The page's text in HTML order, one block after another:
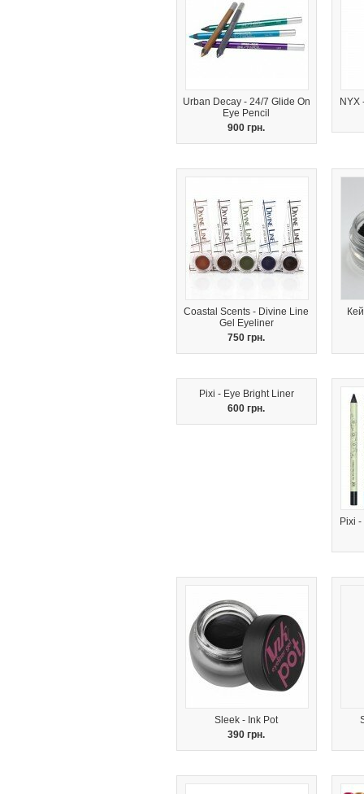
Urban Decay - 24/7 Glide On
Eye Pencil
900 грн.
NYX
Coastal Scents - Divine Line
Gel Eyeliner
750 грн.
Pixi - Eye Bright Liner
600 грн.
Pixi
Sleek - Ink Pot
390 грн.